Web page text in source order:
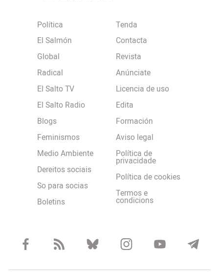
Política
El Salmón
Global
Radical
El Salto TV
El Salto Radio
Blogs
Feminismos
Medio Ambiente
Dereitos sociais
So para socias
Boletins
Tenda
Contacta
Revista
Anúnciate
Licencia de uso
Edita
Formación
Aviso legal
Política de
privacidade
Política de cookies
Termos e
condicions